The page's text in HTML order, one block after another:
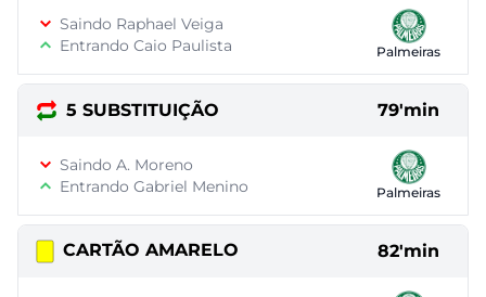
Saindo Raphael Veiga
Entrando Caio Paulista
Palmeiras
5 SUBSTITUIÇÃO 79'min
Saindo A. Moreno
Entrando Gabriel Menino
Palmeiras
CARTÃO AMARELO 82'min